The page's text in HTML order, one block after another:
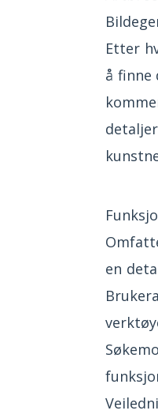
Etter
å finne
en